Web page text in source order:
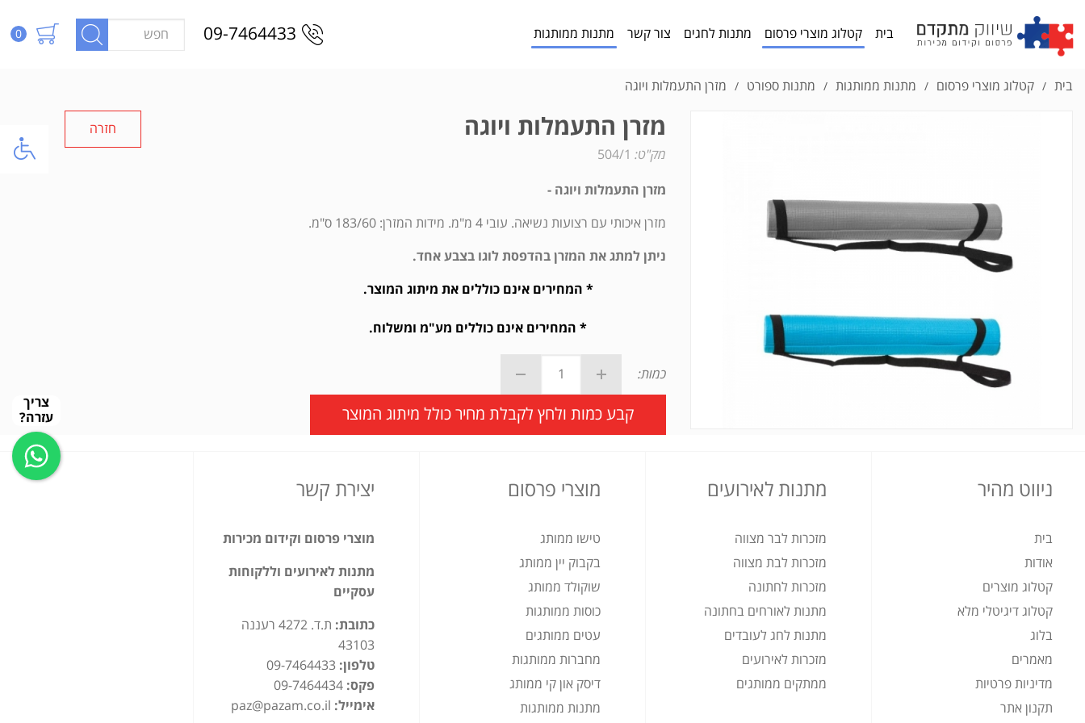
צריך
עזרה?
בית קטלוג מוצרי פרסום מתנות לחגים צור קשר מתנות ממותגות 0 09-7464433
בית / קטלוג מוצרי פרסום / מתנות ממותגות / מתנות ספורט / מזרן התעמלות ויוגה
חזרה מזרן התעמלות ויוגה
מק"ט: 504/1
מזרן התעמלות ויוגה -
מזרן איכותי עם רצועות נשיאה. עובי 4 מ"מ. מידות המזרן: 183/60 ס"מ.
ניתן למתג את המזרן בהדפסת לוגו בצבע אחד.
* המחירים אינם כוללים את מיתוג המוצר.
* המחירים אינם כוללים מע"מ ומשלוח.
כמות:
קבע כמות ולחץ לקבלת מחיר כולל מיתוג המוצר
ניווט מהיר
בית
אודות
קטלוג מוצרים
קטלוג דיגיטלי מלא
בלוג
מאמרים
מדיניות פרטיות
תקנון אתר
מתנות לאירועים
מזכרות לבר מצווה
מזכרות לבת מצווה
מזכרות לחתונה
מתנות לאורחים בחתונה
מתנות לחג לעובדים
מזכרות לאירועים
ממתקים ממותגים
מוצרי פרסום
טישו ממותג
בקבוק יין ממותג
שוקולד ממותג
כוסות ממותגות
עטים ממותגים
מחברות ממותגות
דיסק און קי ממותג
מתנות ממותגות
יצירת קשר
מוצרי פרסום וקידום מכירות
מתנות לאירועים וללקוחות
עסקיים
כתובת:
ת.ד. 4272 רעננה
43103
טלפון: 09-7464433
פקס:
אימייל: